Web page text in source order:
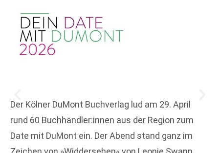
Der Kölner DuMont Buchverlag lud am 29. April
rund 60 Buchhändler:innen aus der Region zum
Date mit DuMont ein. Der Abend stand ganz im